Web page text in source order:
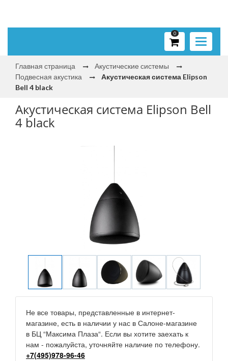
Toggle
0
Главная страница
Акустические системы
Подвесная акустика
Акустическая система Elipson
Bell 4 black
Акустическая система Elipson Bell
4 black
Не все товары, представленные в интернет-
магазине, есть в наличии у нас в Салоне-магазине
в БЦ “Максима Плаза“. Если вы хотите заехать к
нам - пожалуйста, уточняйте наличие по телефону.
+7(495)978-96-46